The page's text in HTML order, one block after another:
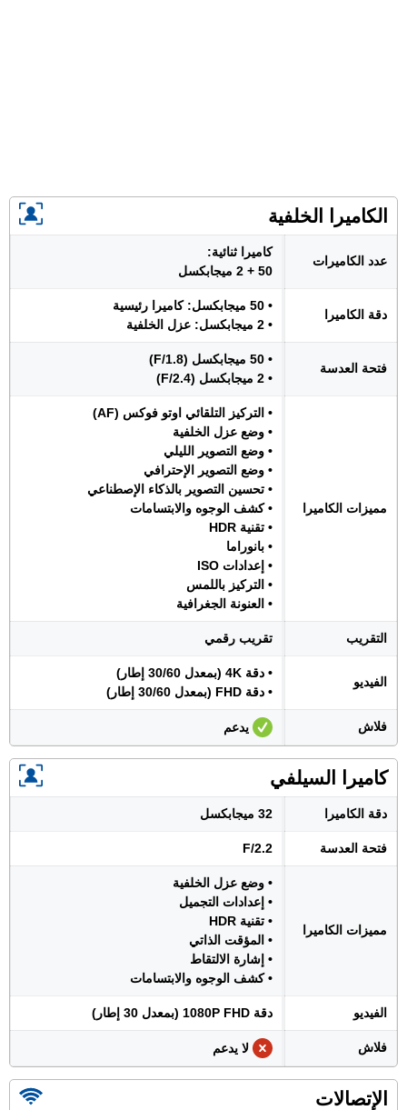
الكاميرا الخلفية
عدد الكاميرات
كاميرا ثنائية:
50 + 2 ميجابكسل
دقة الكاميرا
• 50 ميجابكسل: كاميرا رئيسية
• 2 ميجابكسل: عزل الخلفية
فتحة العدسة
• 50 ميجابكسل (F/1.8)
• 2 ميجابكسل (F/2.4)
مميزات الكاميرا
• التركيز التلقائي اوتو فوكس (AF)
• وضع عزل الخلفية
• وضع التصوير الليلي
• وضع التصوير الإحترافي
• تحسين التصوير بالذكاء الإصطناعي
• كشف الوجوه والابتسامات
• تقنية HDR
• بانوراما
• إعدادات ISO
• التركيز باللمس
• العنونة الجغرافية
التقريب تقريب رقمي
الفيديو
• دقة 4K (بمعدل 30/60 إطار)
• دقة FHD (بمعدل 30/60 إطار)
فلاش يدعم
كاميرا السيلفي
دقة الكاميرا 32 ميجابكسل
فتحة العدسة F/2.2
مميزات الكاميرا
• وضع عزل الخلفية
• إعدادات التجميل
• تقنية HDR
• المؤقت الذاتي
• إشارة الالتقاط
• كشف الوجوه والابتسامات
الفيديو دقة 1080P FHD (بمعدل 30 إطار)
فلاش لا يدعم
الإتصالات